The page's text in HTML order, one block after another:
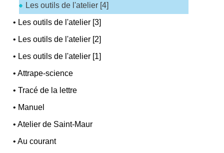
Les outils de l'atelier [4]
• Les outils de l'atelier [3]
• Les outils de l'atelier [2]
• Les outils de l'atelier [1]
•Attrape-science
•Tracé de la lettre
• Manuel
•Atelier de Saint-Maur
•Au courant